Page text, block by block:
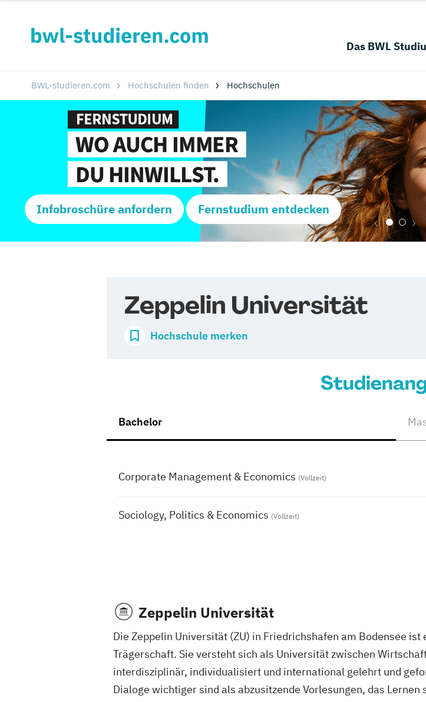
Das BWL
BWL-studieren.com Hochschulen finden Hochschulen
Infobroschüre anfordern Fernstudium entdecken
Zeppelin Universität
Hochschule merken
Bachelor
Corporate Management & Economics (Vollzeit)
Sociology, Politics & Economics (Vollzeit)
Zeppelin Universität
Die Zeppelin Universität (ZU) in Friedrichshafen am Bodensee
Trägerschaft. Sie versteht sich als Universität zwischen
interdisziplinär, individualisiert und international gelehrt und
Dialoge wichtiger sind als abzusitzende Vorlesungen, das